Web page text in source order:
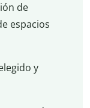
de
espacios
y